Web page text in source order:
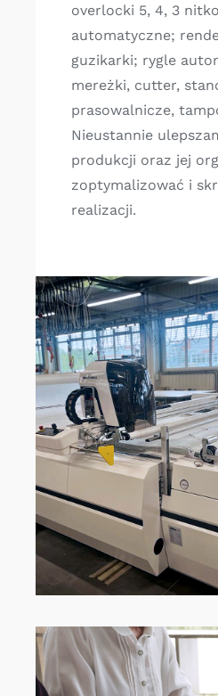
overlocki 5, 4, 3
automatyczne;
guzikarki; rygle
mereżki, cutter,
prasowalnicze,
Nieustannie
produkcji oraz jej
zoptymalizować i
realizacji.